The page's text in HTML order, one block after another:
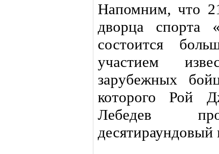
Напомним, что
дворца спорта
состоится
участием
зарубежных
которого Рой
Лебедев
десятираундовый